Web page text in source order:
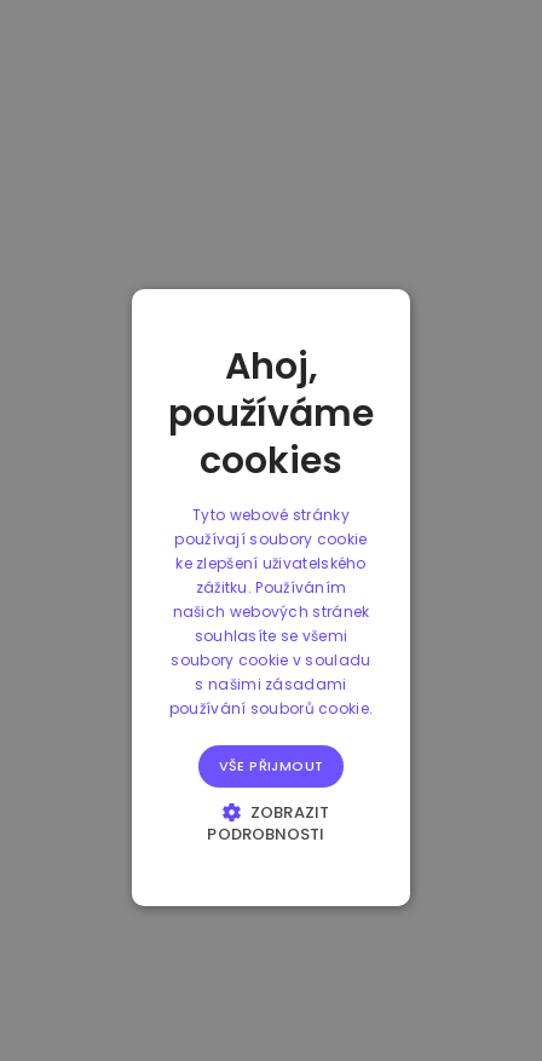
Ahoj,
používáme
cookies
Tyto webové stránky
používají soubory cookie
ke zlepšení uživatelského
zážitku. Používáním
našich webových stránek
souhlasíte se všemi
soubory cookie v souladu
s našimi zásadami
používání souborů cookie.
VŠE PŘIJMOUT
ZOBRAZIT
PODROBNOSTI